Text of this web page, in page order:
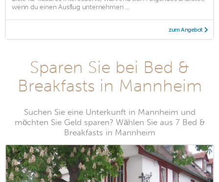
wenn du einen Ausflug unternehmen ...
zum Angebot
Sparen Sie bei Bed &
Breakfasts in Mannheim
Suchen Sie eine Unterkunft in Mannheim und
möchten Sie Geld sparen? Wählen Sie aus 7 Bed &
Breakfasts in Mannheim